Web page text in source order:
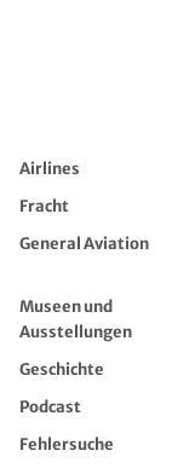
Airlines
Fracht
General Aviation
Museen und
Ausstellungen
Geschichte
Podcast
Fehlersuche